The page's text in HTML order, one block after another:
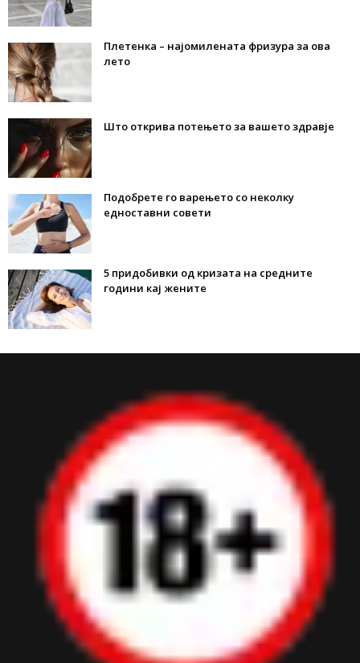
Плетенка – најомилената фризура за ова
лето
Што открива потењето за вашето здравје
Подобрете го варењето со неколку
едноставни совети
5 придобивки од кризата на средните
години кај жените